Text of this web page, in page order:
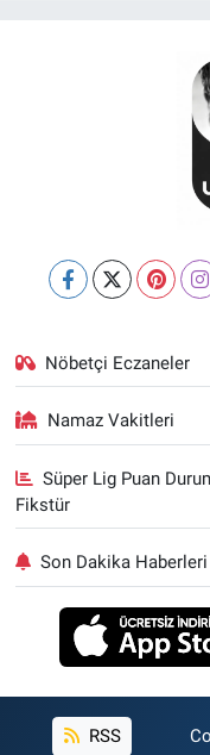
Nöbetçi Eczaneler
Namaz Vakitleri
Süper Lig Puan
Fikstür
Son Dakika Haberleri
RSS